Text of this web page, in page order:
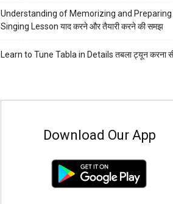
Understanding of Memorizing and Preparing
Singing Lesson याद करने और तैयारी करने की समझ
Learn to Tune Tabla in Details तबला ट्यून करना
Download Our App